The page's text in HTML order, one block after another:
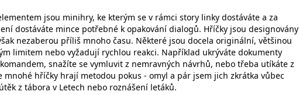
jsou minihry, ke kterým se v rámci story linky dostáváte a za
dostáváte mince potřebné k opakování dialogů. Hříčky jsou designovány
nezaberou příliš mnoho času. Některé jsou docela originální, většinou
limitem nebo vyžadují rychlou reakci. Například ukrýváte dokumenty
snažíte se vymluvit z nemravných návrhů, nebo třeba utíkáte z
mnohé hříčky hrají metodou pokus - omyl a pár jsem jich zkrátka vůbec
z tábora v Letech nebo roznášení letáků.